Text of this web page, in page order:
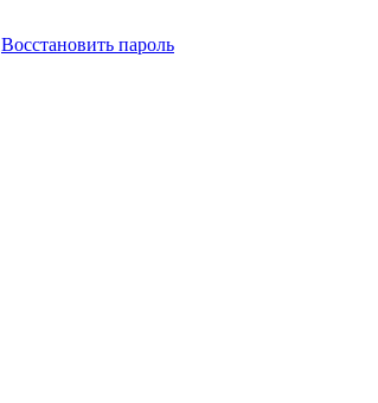
Восстановить пароль